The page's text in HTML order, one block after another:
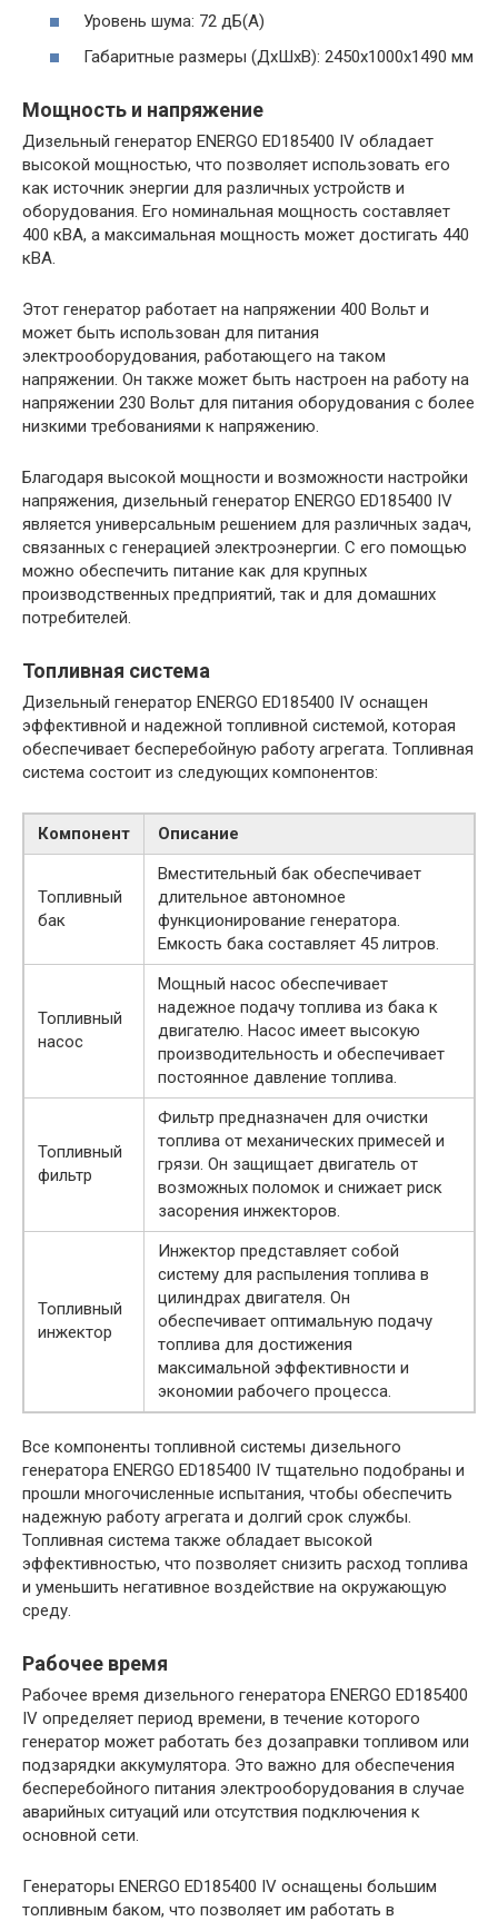
Уровень шума: 72 дБ(A)
Габаритные размеры (ДхШхВ): 2450x1000x1490 мм
Мощность и напряжение
Дизельный генератор ENERGO ED185400 IV обладает
высокой мощностью, что позволяет использовать его
как источник энергии для различных устройств и
оборудования. Его номинальная мощность составляет
400 кВА, а максимальная мощность может достигать 440
кВА.
Этот генератор работает на напряжении 400 Вольт и
может быть использован для питания
электрооборудования, работающего на таком
напряжении. Он также может быть настроен на работу на
напряжении 230 Вольт для питания оборудования с более
низкими требованиями к напряжению.
Благодаря высокой мощности и возможности настройки
напряжения, дизельный генератор ENERGO ED185400 IV
является универсальным решением для различных задач,
связанных с генерацией электроэнергии. С его помощью
можно обеспечить питание как для крупных
производственных предприятий, так и для домашних
потребителей.
Топливная система
Дизельный генератор ENERGO ED185400 IV оснащен
эффективной и надежной топливной системой, которая
обеспечивает бесперебойную работу агрегата. Топливная
система состоит из следующих компонентов:
Компонент Описание
Топливный
бак
Вместительный бак обеспечивает
длительное автономное
функционирование генератора.
Емкость бака составляет 45 литров.
Топливный
насос
Мощный насос обеспечивает
надежное подачу топлива из бака к
двигателю. Насос имеет высокую
производительность и обеспечивает
постоянное давление топлива.
Топливный
фильтр
Фильтр предназначен для очистки
топлива от механических примесей и
грязи. Он защищает двигатель от
возможных поломок и снижает риск
засорения инжекторов.
Топливный
инжектор
Инжектор представляет собой
систему для распыления топлива в
цилиндрах двигателя. Он
обеспечивает оптимальную подачу
топлива для достижения
максимальной эффективности и
экономии рабочего процесса.
Все компоненты топливной системы дизельного
генератора ENERGO ED185400 IV тщательно подобраны и
прошли многочисленные испытания, чтобы обеспечить
надежную работу агрегата и долгий срок службы.
Топливная система также обладает высокой
эффективностью, что позволяет снизить расход топлива
и уменьшить негативное воздействие на окружающую
среду.
Рабочее время
Рабочее время дизельного генератора ENERGO ED185400
IV определяет период времени, в течение которого
генератор может работать без дозаправки топливом или
подзарядки аккумулятора. Это важно для обеспечения
бесперебойного питания электрооборудования в случае
аварийных ситуаций или отсутствия подключения к
основной сети.
Генераторы ENERGO ED185400 IV оснащены большим
топливным баком, что позволяет им работать в